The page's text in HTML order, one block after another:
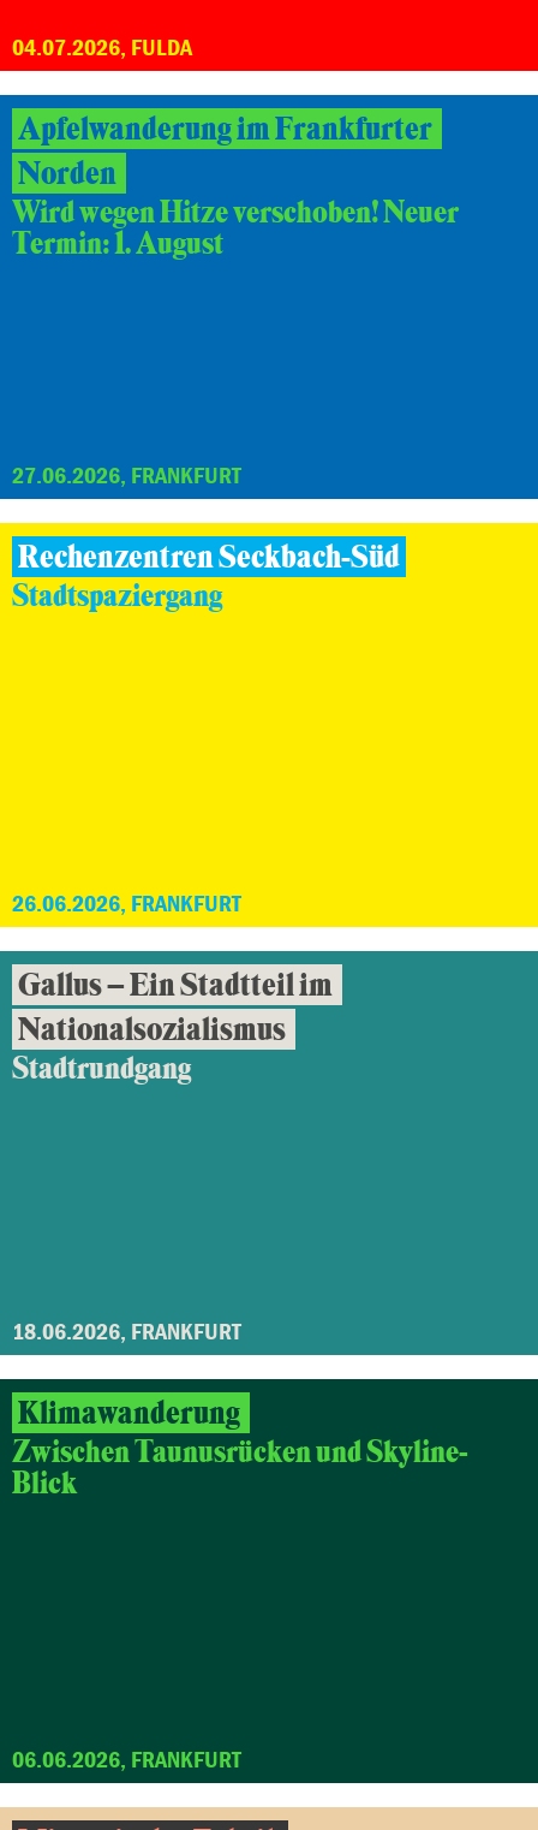
04.07.2026, FULDA
Apfelwanderung im Frankfurter
Norden
Wird wegen Hitze verschoben! Neuer
Termin: 1. August
27.06.2026, FRANKFURT
Rechenzentren Seckbach-Süd
Stadtspaziergang
26.06.2026, FRANKFURT
Gallus – Ein Stadtteil im
Nationalsozialismus
Stadtrundgang
18.06.2026, FRANKFURT
Klimawanderung
Zwischen Taunusrücken und Skyline-
Blick
06.06.2026, FRANKFURT